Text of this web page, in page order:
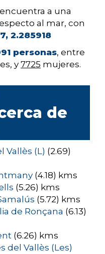
a una
al mar, con
2.285918
personas, entre
y 7725 mujeres.
de
Vallès (L) (2.69)
(4.18) kms
(5.26) kms
(5.72) kms
de Ronçana (6.13)
(6.26) kms
del Vallès (Les)